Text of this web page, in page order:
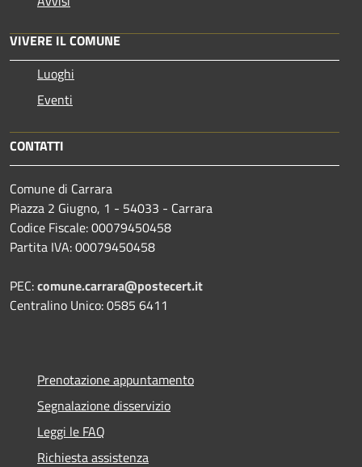
VIVERE IL COMUNE
Luoghi
Eventi
CONTATTI
Comune di Carrara
Piazza 2 Giugno, 1 - 54033 - Carrara
Codice Fiscale: 00079450458
Partita IVA: 00079450458
PEC:comune.carrara@postecert.it
Centralino Unico: 0585 6411
Prenotazione appuntamento
Segnalazione disservizio
Leggi le FAQ
Richiesta assistenza